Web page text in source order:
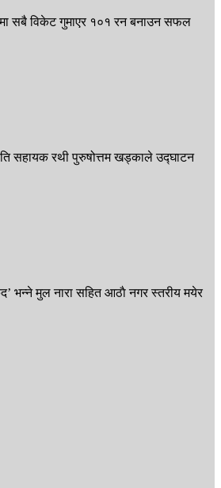
सबै विकेट गुमाएर १०१ रन बनाउन सफल
सहायक रथी पुरुषोत्तम खड्काले उद्घाटन
भन्ने मुल नारा सहित आठाै नगर स्तरीय मयेर